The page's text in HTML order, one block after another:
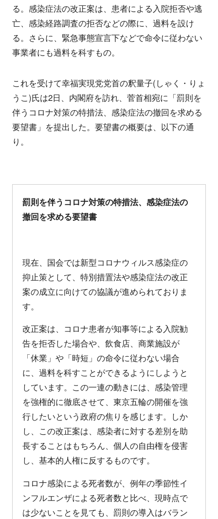
る。感染症法の改正案は、患者による入院拒否や逃
亡、感染経路調査の拒否などの際に、過料を設け
る。さらに、緊急事態宣言下などで命令に従わない
事業者にも過料を科すもの。
これを受けて幸福実現党党首の釈量子(しゃく・りょ
うこ)氏は2日、内閣府を訪れ、菅首相宛に「罰則を
伴うコロナ対策の特措法、感染症法の撤回を求める
要望書」を提出した。要望書の概要は、以下の通
り。
罰則を伴うコロナ対策の特措法、感染症法の
撤回を求める要望書
現在、国会では新型コロナウィルス感染症の
抑止策として、特別措置法や感染症法の改正
案の成立に向けての協議が進められておりま
す。
改正案は、コロナ患者が知事等による入院勧
告を拒否した場合や、飲食店、商業施設が
「休業」や「時短」の命令に従わない場合
に、過料を科すことができるようにしようと
しています。この一連の動きには、感染管理
を強権的に徹底させて、東京五輪の開催を強
行したいという政府の焦りを感じます。しか
し、この改正案は、感染者に対する差別を助
長することはもちろん、個人の自由権を侵害
し、基本的人権に反するものです。
コロナ感染による死者数が、例年の季節性イ
ンフルエンザによる死者数と比べ、現時点で
は少ないことを見ても、罰則の導入はバラン